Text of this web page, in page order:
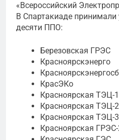
«Всероссийский
В Спартакиаде
десяти ППО:
Березовская ГРЭС
Красноярскэнерго
КрасЭКо
Красноярская ТЭЦ-1
Красноярская ТЭЦ-2
Красноярская ТЭЦ-3
Красноярская